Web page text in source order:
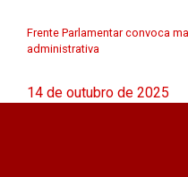
Frente Parlamentar convoca
administrativa
14 de outubro de 2025